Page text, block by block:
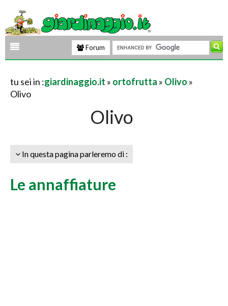
Forum
tu sei in :giardinaggio.it » ortofrutta » Olivo »
Olivo
Olivo
In questa pagina parleremo di :
Le annaffiature